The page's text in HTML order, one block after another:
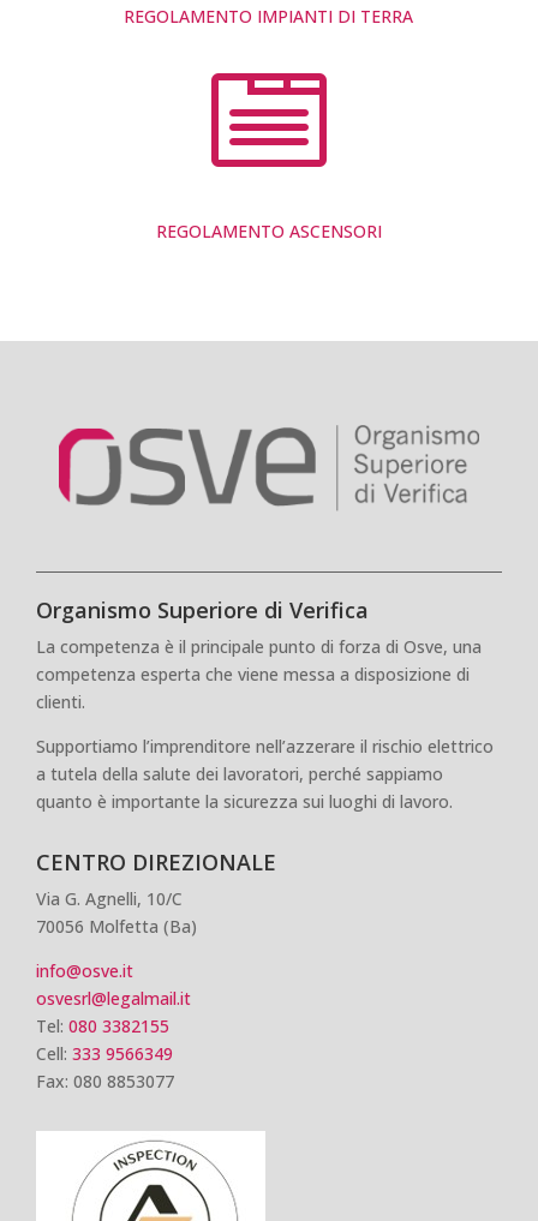
REGOLAMENTO IMPIANTI DI TERRA

REGOLAMENTO ASCENSORI
Organismo Superiore di Verifica
La competenza è il principale punto di forza di Osve, una
competenza esperta che viene messa a disposizione di
clienti.
Supportiamo l’imprenditore nell’azzerare il rischio elettrico
a tutela della salute dei lavoratori, perché sappiamo
quanto è importante la sicurezza sui luoghi di lavoro.
CENTRO DIREZIONALE
Via G. Agnelli, 10/C
70056 Molfetta (Ba)
info@osve.it
osvesrl@legalmail.it
Tel: 080 3382155
Cell: 333 9566349
Fax: 080 8853077